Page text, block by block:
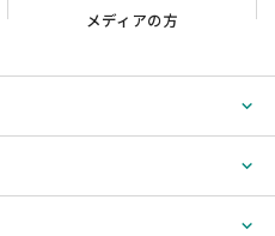
メディアの方